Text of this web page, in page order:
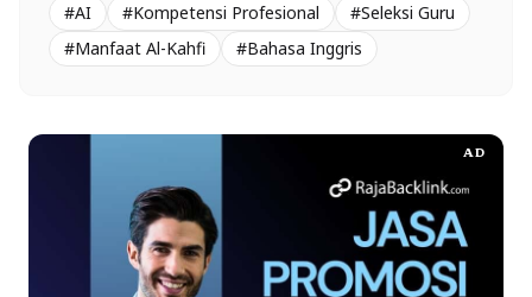
#AI
#Kompetensi Profesional
#Seleksi Guru
#Manfaat Al-Kahfi
#Bahasa Inggris
AD